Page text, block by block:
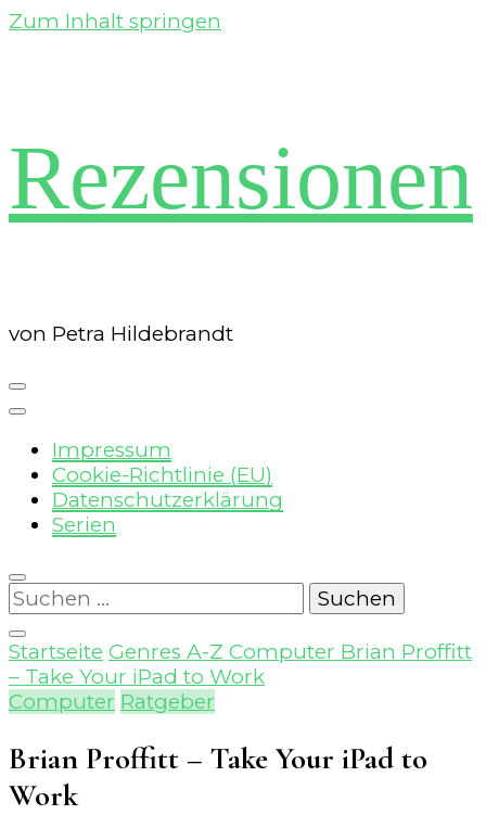
Zum Inhalt springen
Rezensionen
von Petra Hildebrandt
Impressum
Cookie-Richtlinie (EU)
Datenschutzerklärung
Serien
Suchen
nach:
Startseite Genres A-Z Computer Brian Proffitt
– Take Your iPad to Work
Computer Ratgeber
Brian Proffitt – Take Your iPad to
Work